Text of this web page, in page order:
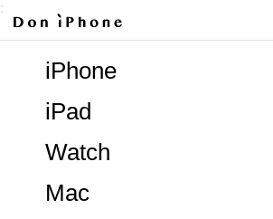
;
Mac
Watch
iPad
iPhone